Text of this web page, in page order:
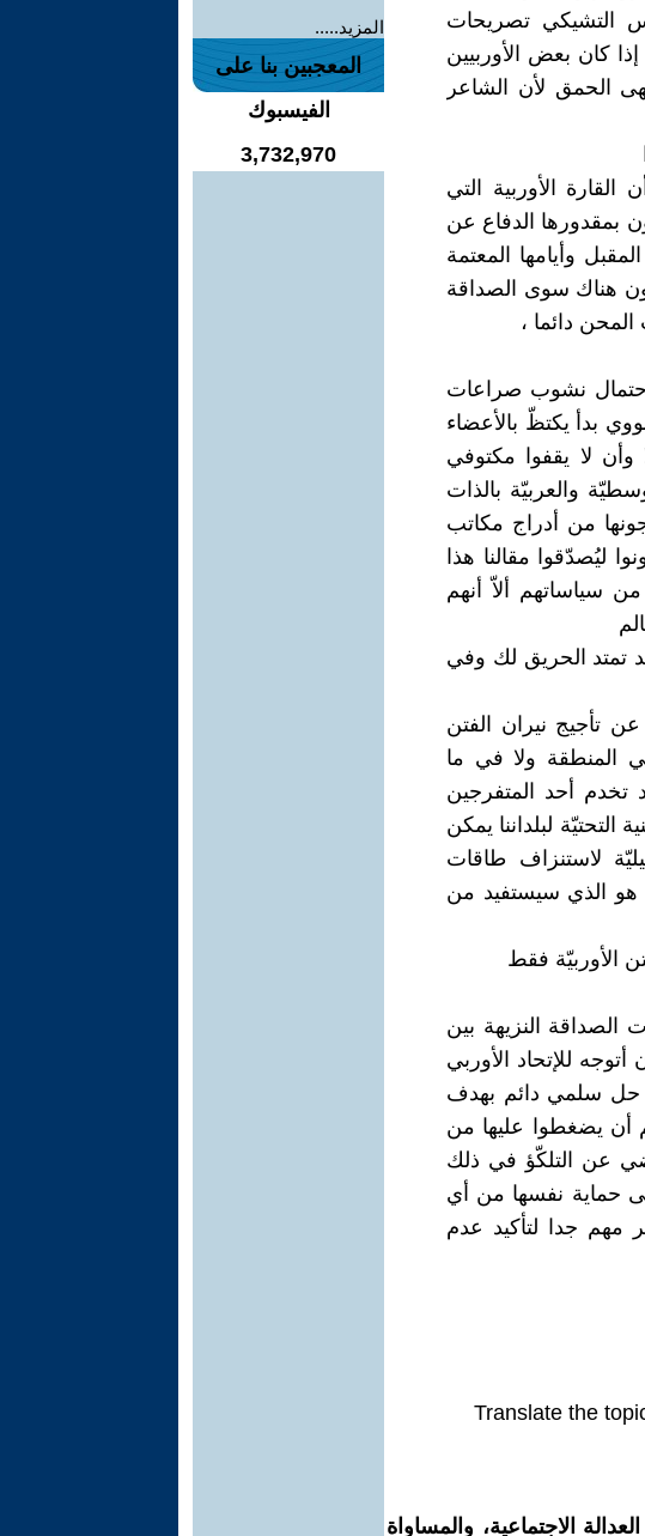
التشيكي تصريحات
كان بعض الأوربيين
الحمق لأن الشاعر
الأوربية التي
بمقدورها الدفاع عن
وأيامها المعتمة
هناك سوى الصداقة
دائما ،
نشوب صراعات
بدأ يكتظّ بالأعضاء
وأن لا يقفوا مكتوفي
والعربيّة بالذات
من أدراج مكاتب
ليُصدّقوا مقالنا هذا
سياساتهم ألاّ أنهم
تمتد الحريق لك وفي
تأجيج نيران الفتن
المنطقة ولا في ما
تخدم أحد المتفرجين
التحتيّة لبلداننا يمكن
لاستنزاف طاقات
هو الذي سيستفيد من
الأوربيّة فقط
النزيهة بين
للإتحاد الأوربي
حل سلمي دائم بهدف
أن يضغطوا عليها من
عن التلكّؤ في ذلك
حماية نفسها من أي
مهم جدا لتأكيد عدم
Translate the
الاجتماعية، والمساواة
المزيد.....
المعجبين بنا على
الفيسبوك
3,732,970